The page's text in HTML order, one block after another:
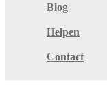
Blog
Helpen
Contact